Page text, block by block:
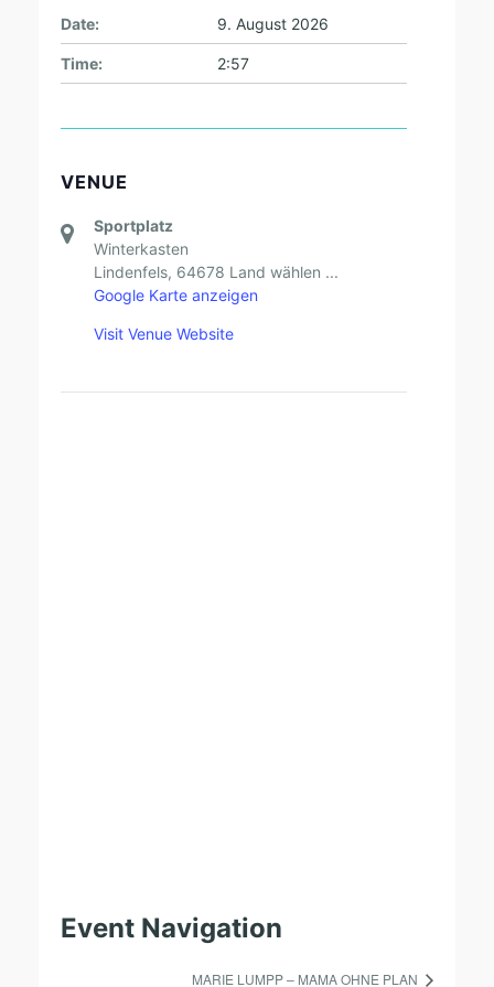
Date: 9. August 2026
Time: 2:57
VENUE
Sportplatz
Winterkasten
Lindenfels, 64678 Land wählen ...
Google Karte anzeigen
Visit Venue Website
Event Navigation
MARIE LUMPP – MAMA OHNE PLAN